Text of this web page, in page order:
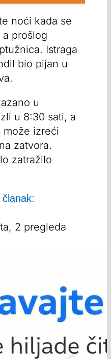
noći kada se
prošlog
Istraga
bio pijan u
u
u 8:30 sati, a
može izreći
zatvora.
zatražilo
2 pregleda